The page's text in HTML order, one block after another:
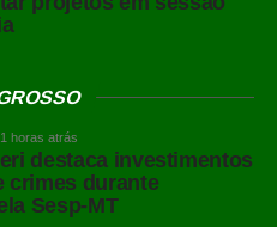
horas atrás
destaca investimentos
crimes durante
Sesp-MT